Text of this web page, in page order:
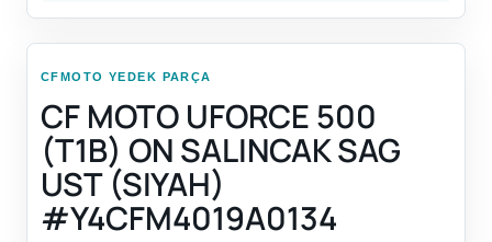
CFMOTO YEDEK PARÇA
CF MOTO UFORCE 500
(T1B) ON SALINCAK SAG
UST (SIYAH)
#Y4CFM4019A0134